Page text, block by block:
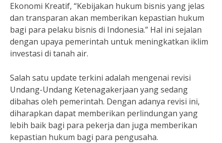
Ekonomi Kreatif, “Kebijakan hukum bisnis yang jelas
dan transparan akan memberikan kepastian hukum
bagi para pelaku bisnis di Indonesia.” Hal ini sejalan
dengan upaya pemerintah untuk meningkatkan iklim
investasi di tanah air.
Salah satu update terkini adalah mengenai revisi
Undang-Undang Ketenagakerjaan yang sedang
dibahas oleh pemerintah. Dengan adanya revisi ini,
diharapkan dapat memberikan perlindungan yang
lebih baik bagi para pekerja dan juga memberikan
kepastian hukum bagi para pengusaha.